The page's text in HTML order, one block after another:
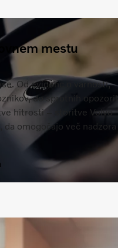
mestu
Od evidenc o varnosti,
do sprotnih opozoril
hitrosti – storitve Volvo
omogočajo več nadzora